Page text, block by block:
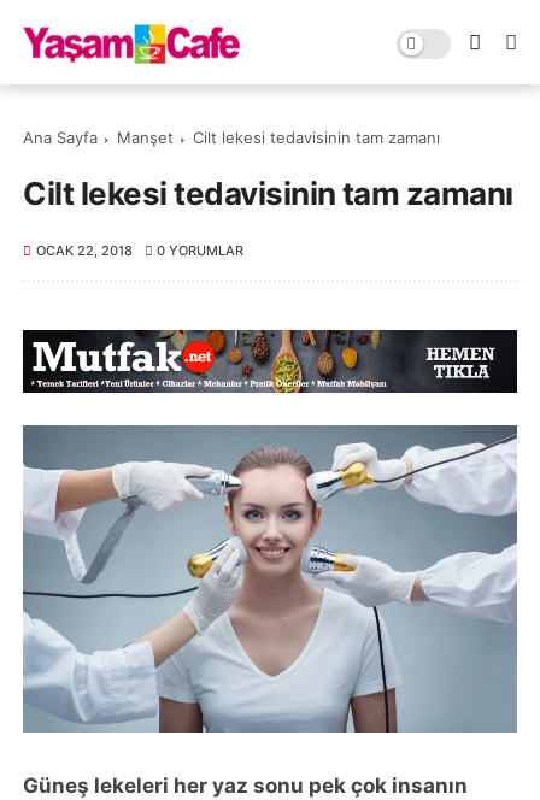
Ana Sayfa Manşet Cilt lekesi tedavisinin tam zamanı
Cilt lekesi tedavisinin tam zamanı
OCAK 22, 2018 0 YORUMLAR
Güneş lekeleri her yaz sonu pek çok insanın